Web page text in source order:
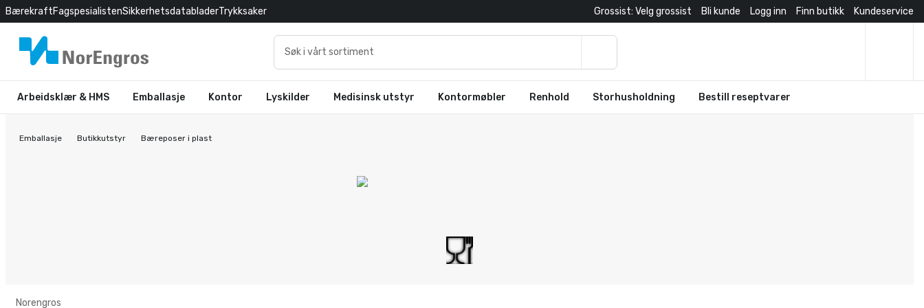
BærekraftFagspesialistenSikkerhetsdatabladerTrykksaker Grossist: Velg grossist Bli kunde Logg inn Finn butikk Kundeservice
Arbeidsklær & HMS Emballasje Kontor Lyskilder Medisinsk utstyr Kontormøbler Renhold Storhusholdning Bestill reseptvarer
Emballasje Butikkutstyr Bæreposer i plast
Norengros